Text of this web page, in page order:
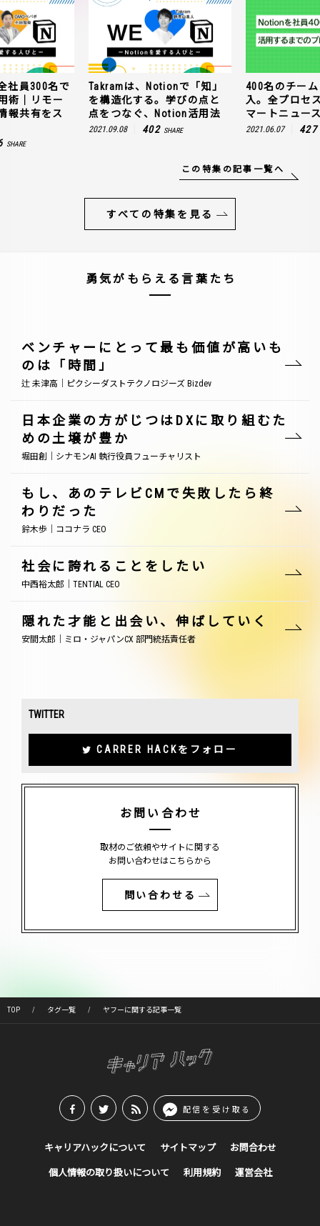
社員300名で
術｜リモー
報共有をス
SHARE
Takramは、Notionで「知」
を構造化する。学びの点と
点をつなぐ、Notion活用法
2021.09.08 402 SHARE
400名のチー
入。全プロセ
マートニュー
2021.06.07 427
この特集の記事一覧へ
すべての特集を見る
勇気がもらえる言葉たち
ベンチャーにとって最も価値が高いも
のは「時間」
辻 未津高｜ピクシーダストテクノロジーズ Bizdev
日本企業の方がじつはDXに取り組むた
めの土壌が豊か
堀田創｜シナモンAI 執行役員フューチャリスト
もし、あのテレビCMで失敗したら終
わりだった
鈴木歩｜ココナラ CEO
社会に誇れることをしたい
中西裕太郎｜TENTIAL CEO
隠れた才能と出会い、伸ばしていく
安間太郎｜ミロ・ジャパンCX 部門統括責任者
TWITTER
CARRER HACKをフォロー
お問い合わせ
取材のご依頼やサイトに関する
お問い合わせはこちらから
問い合わせる
TOP タグ一覧 ヤフーに関する記事一覧
配信を受け取る
キャリアハックについて サイトマップ お問合わせ
個人情報の取り扱いについて 利用規約 運営会社